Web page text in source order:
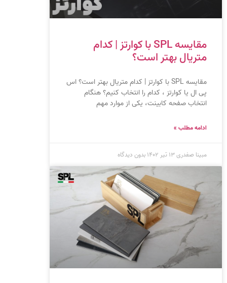
مقایسه SPL با کوارتز | کدام
متریال بهتر است؟
مقایسه SPL با کوارتز | کدام متریال بهتر است؟ اس
پی ال یا کوارتز ، کدام را انتخاب کنیم؟ هنگام
انتخاب صفحه کابینت، یکی از موارد مهم
ادامه مطلب »
مبینا صفدری۱۳ تیر ۱۴۰۲ بدون دیدگاه